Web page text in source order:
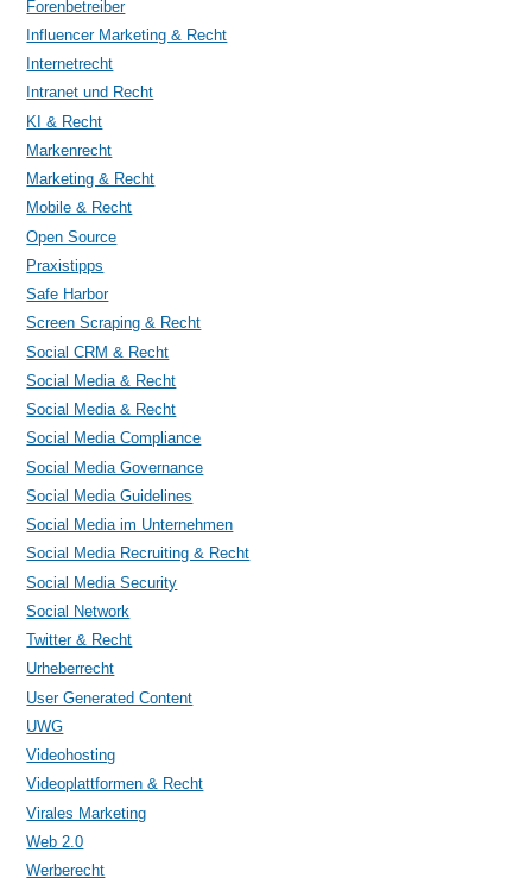
Forenbetreiber
Influencer Marketing & Recht
Internetrecht
Intranet und Recht
KI & Recht
Markenrecht
Marketing & Recht
Mobile & Recht
Open Source
Praxistipps
Safe Harbor
Screen Scraping & Recht
Social CRM & Recht
Social Media & Recht
Social Media & Recht
Social Media Compliance
Social Media Governance
Social Media Guidelines
Social Media im Unternehmen
Social Media Recruiting & Recht
Social Media Security
Social Network
Twitter & Recht
Urheberrecht
User Generated Content
UWG
Videohosting
Videoplattformen & Recht
Virales Marketing
Web 2.0
Werberecht